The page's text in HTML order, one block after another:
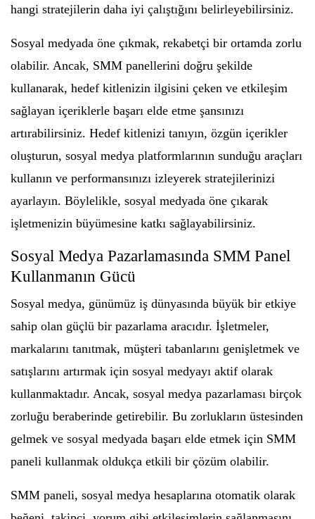
hangi stratejilerin daha iyi çalıştığını belirleyebilirsiniz.
Sosyal medyada öne çıkmak, rekabetçi bir ortamda zorlu
olabilir. Ancak, SMM panellerini doğru şekilde
kullanarak, hedef kitlenizin ilgisini çeken ve etkileşim
sağlayan içeriklerle başarı elde etme şansınızı
artırabilirsiniz. Hedef kitlenizi tanıyın, özgün içerikler
oluşturun, sosyal medya platformlarının sunduğu araçları
kullanın ve performansınızı izleyerek stratejilerinizi
ayarlayın. Böylelikle, sosyal medyada öne çıkarak
işletmenizin büyümesine katkı sağlayabilirsiniz.
Sosyal Medya Pazarlamasında SMM Panel
Kullanmanın Gücü
Sosyal medya, günümüz iş dünyasında büyük bir etkiye
sahip olan güçlü bir pazarlama aracıdır. İşletmeler,
markalarını tanıtmak, müşteri tabanlarını genişletmek ve
satışlarını artırmak için sosyal medyayı aktif olarak
kullanmaktadır. Ancak, sosyal medya pazarlaması birçok
zorluğu beraberinde getirebilir. Bu zorlukların üstesinden
gelmek ve sosyal medyada başarı elde etmek için SMM
paneli kullanmak oldukça etkili bir çözüm olabilir.
SMM paneli, sosyal medya hesaplarına otomatik olarak